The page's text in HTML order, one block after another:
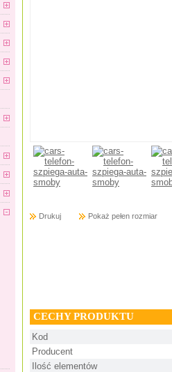
Drukuj Pokaż pełen rozmiar
CECHY PRODUKTU
Kod
Producent
Ilość elementów